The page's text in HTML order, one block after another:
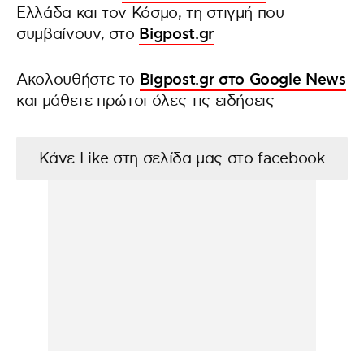
Ελλάδα και τον Κόσμο, τη στιγμή που
συμβαίνουν, στο Bigpost.gr
Ακολουθήστε το Bigpost.gr στο Google News
και μάθετε πρώτοι όλες τις ειδήσεις
Κάνε Like στη σελίδα μας στο facebook